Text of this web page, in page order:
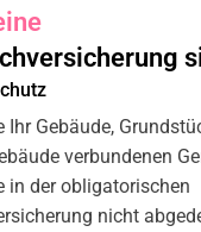
Ihr Gebäude,
verbundenen
in der obligatorischen
nicht